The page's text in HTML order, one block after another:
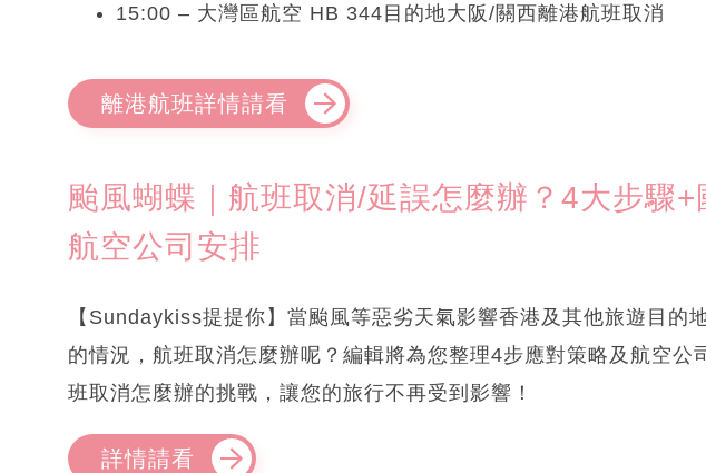
15:00 – 大灣區航空 HB 344目的地大阪/關西離港航班取消
離港航班詳情請看
颱風蝴蝶｜航班取消/延誤怎麼辦？4大步驟
航空公司安排
【Sundaykiss提提你】當颱風等惡劣天氣影響香港及其他旅遊目的
的情況，航班取消怎麼辦呢？編輯將為您整理4步應對策略及航空公
班取消怎麼辦的挑戰，讓您的旅行不再受到影響！
詳情請看